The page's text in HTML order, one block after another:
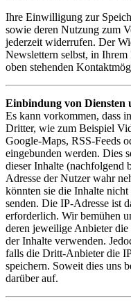
Ihre Einwilligung zur
sowie deren Nutzung zum
jederzeit widerrufen. Der
Newslettern selbst, in
oben stehenden
Einbindung von
Es kann vorkommen, dass
Dritter, wie zum Beispiel
Google-Maps, RSS-Feeds
eingebunden werden. Dies
dieser Inhalte (nachfolgend
Adresse der Nutzer wahr
könnten sie die Inhalte
senden. Die IP-Adresse ist
erforderlich. Wir bemühen
deren jeweilige Anbieter
der Inhalte verwenden.
falls die Dritt-Anbieter die
speichern. Soweit dies uns
darüber auf.